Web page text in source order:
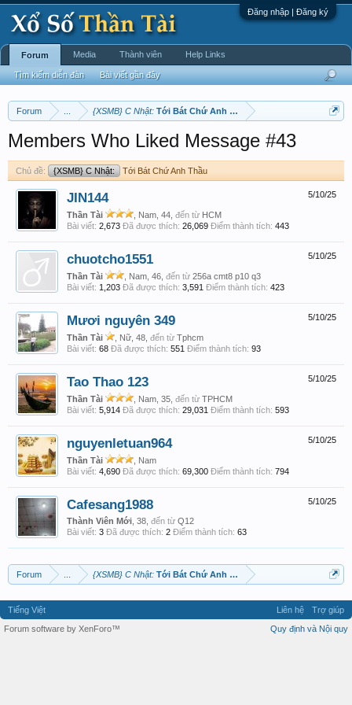
Đăng nhập | Đăng ký
Forum {XSMB} C Nhật: Tới Bát Chứ Anh Thầu
Members Who Liked Message #43
Chủ đề: {XSMB} C Nhật: Tới Bát Chứ Anh Thầu
5/10/25
JIN144
Thần Tài , Nam, 44, đến từ HCM
Bài viết: 2,673 Đã được thích: 26,069 Điểm thành tích: 443
5/10/25
chuotcho1551
Thần Tài , Nam, 46, đến từ 256a cmt8 p10 q3
Bài viết: 1,203 Đã được thích: 3,591 Điểm thành tích: 423
5/10/25
Mươi nguyên 349
Thần Tài , Nữ, 48, đến từ Tphcm
Bài viết: 68 Đã được thích: 551 Điểm thành tích: 93
5/10/25
Tao Thao 123
Thần Tài , Nam, 35, đến từ TPHCM
Bài viết: 5,914 Đã được thích: 29,031 Điểm thành tích: 593
5/10/25
nguyenletuan964
Thần Tài
, Nam
Bài viết: 4,690 Đã được thích: 69,300 Điểm thành tích: 794
5/10/25
Cafesang1988
Thành Viên Mới , 38, đến từ Q12
Bài viết: 3 Đã được thích: 2 Điểm thành tích: 63
Forum {XSMB} C Nhật: Tới Bát Chứ Anh Thầu
Forum
Tìm kiếm diễn đàn Bài viết gần đây
Media Thành viên Help Links
Tiếng Việt Liên hệ
Trợ giúp
Quy định và Nội quy
Forum software by XenForo™